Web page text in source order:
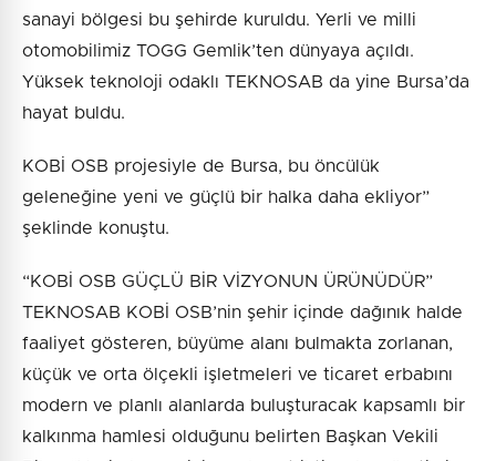
sanayi bölgesi bu şehirde kuruldu. Yerli ve milli
otomobilimiz TOGG Gemlik’ten dünyaya açıldı.
Yüksek teknoloji odaklı TEKNOSAB da yine Bursa’da
hayat buldu.
KOBİ OSB projesiyle de Bursa, bu öncülük
geleneğine yeni ve güçlü bir halka daha ekliyor”
şeklinde konuştu.
“KOBİ OSB GÜÇLÜ BİR VİZYONUN ÜRÜNÜDÜR”
TEKNOSAB KOBİ OSB’nin şehir içinde dağınık halde
faaliyet gösteren, büyüme alanı bulmakta zorlanan,
küçük ve orta ölçekli işletmeleri ve ticaret erbabını
modern ve planlı alanlarda buluşturacak kapsamlı bir
kalkınma hamlesi olduğunu belirten Başkan Vekili